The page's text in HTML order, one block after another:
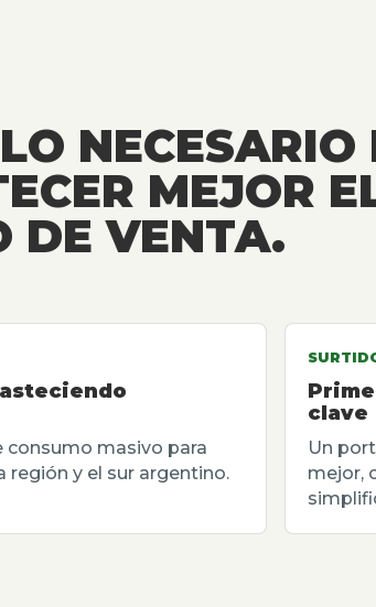
NECESARIO
MEJOR
DE VENTA.
consumo masivo para
región y el sur argentino.
clave
Un
mejor,